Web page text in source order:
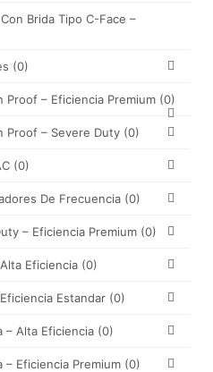
Brida Tipo C-Face –
(0)
Proof – Eficiencia Premium (0)
Proof – Severe Duty (0)
(0)
De Frecuencia (0)
– Eficiencia Premium (0)
Eficiencia (0)
Estandar (0)
– Alta Eficiencia (0)
Eficiencia Premium (0)